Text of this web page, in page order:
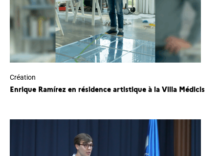
Création
Enrique Ramírez en résidence artistique à la Villa Médicis